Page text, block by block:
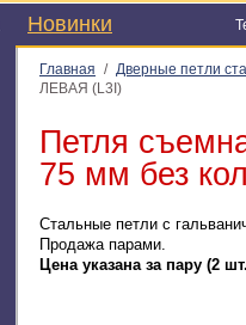
Новинки
Главная / Дверные петли
ЛЕВАЯ (L3I)
Петля
75 мм без
Стальные петли с
Продажа парами.
Цена указана за пару (2